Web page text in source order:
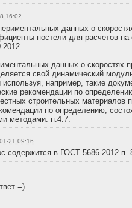
16:02
данных о
постели для расчетов
данных о скоростях
свой динамический
используя, например, такие
рекомендации по
строительных материалов
по определению,
методами. п.4.7.
21 09:16
содержится в ГОСТ 5686-2012 п.
=).